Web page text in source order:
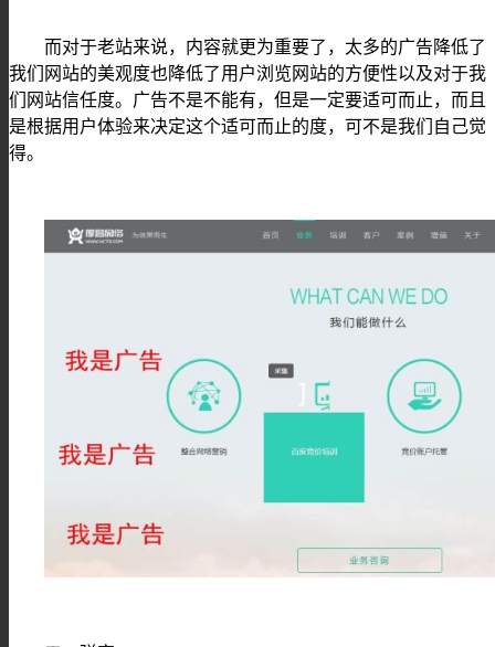
而对于老站来说，内容就更为重要了，太多的广告降低了
我们网站的美观度也降低了用户浏览网站的方便性以及对于我
们网站信任度。广告不是不能有，但是一定要适可而止，而且
是根据用户体验来决定这个适可而止的度，可不是我们自己觉
得。